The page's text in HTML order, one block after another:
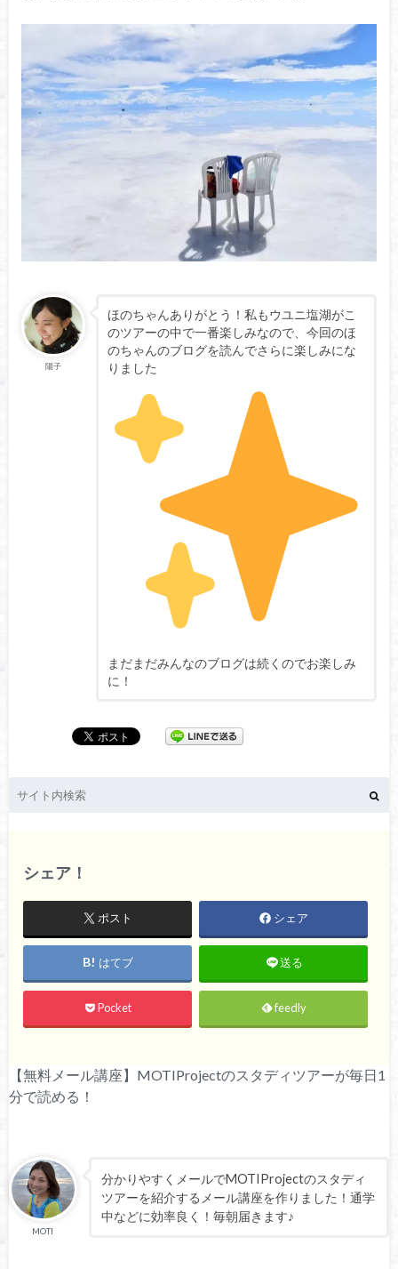
陽子
ほのちゃんありがとう！私もウユニ塩湖がこ
のツアーの中で一番楽しみなので、今回のほ
のちゃんのブログを読んでさらに楽しみにな
りました
まだまだみんなのブログは続くのでお楽しみ
に！
シェア！
ポスト シェア
はてブ 送る
Pocket feedly
【無料メール講座】MOTIProjectのスタディツアーが毎日1
分で読める！
MOTI
分かりやすくメールでMOTIProjectのスタディ
ツアーを紹介するメール講座を作りました！通学
中などに効率良く！毎朝届きます♪